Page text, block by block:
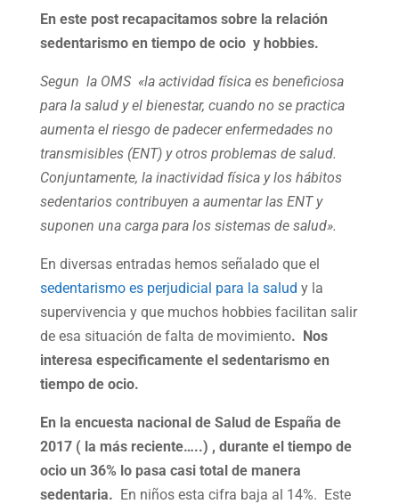
En este post recapacitamos sobre la relación
sedentarismo en tiempo de ocio y hobbies.
Segun la OMS «la actividad física es beneficiosa
para la salud y el bienestar, cuando no se practica
aumenta el riesgo de padecer enfermedades no
transmisibles (ENT) y otros problemas de salud.
Conjuntamente, la inactividad física y los hábitos
sedentarios contribuyen a aumentar las ENT y
suponen una carga para los sistemas de salud».
En diversas entradas hemos señalado que el
sedentarismo es perjudicial para la salud y la
supervivencia y que muchos hobbies facilitan salir
de esa situación de falta de movimiento. Nos
interesa especificamente el sedentarismo en
tiempo de ocio.
En la encuesta nacional de Salud de España de
2017 ( la más reciente…..) , durante el tiempo de
ocio un 36% lo pasa casi total de manera
sedentaria. En niños esta cifra baja al 14%. Este